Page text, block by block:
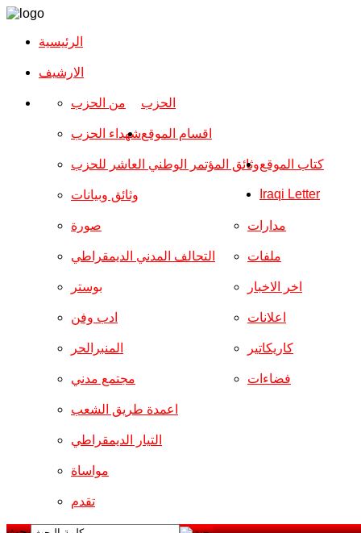
الرئيسية
الارشیف
الحزب من الحزب
شهداء الحزب
وثائق المؤتمر الوطني العاشر للحزب
وثائق وبيانات
اقسام الموقع
صورة
التحالف المدني الديمقراطي
بوستر
ادب وفن
المنبرالحر
مجتمع مدني
مدارات
ملفات
اخر الاخبار
اعلانات
كاريكاتير
فضاءات
اعمدة طريق الشعب
التيار الديمقراطي
مواساة
تقدم
كتاب الموقع
Iraqi Letter